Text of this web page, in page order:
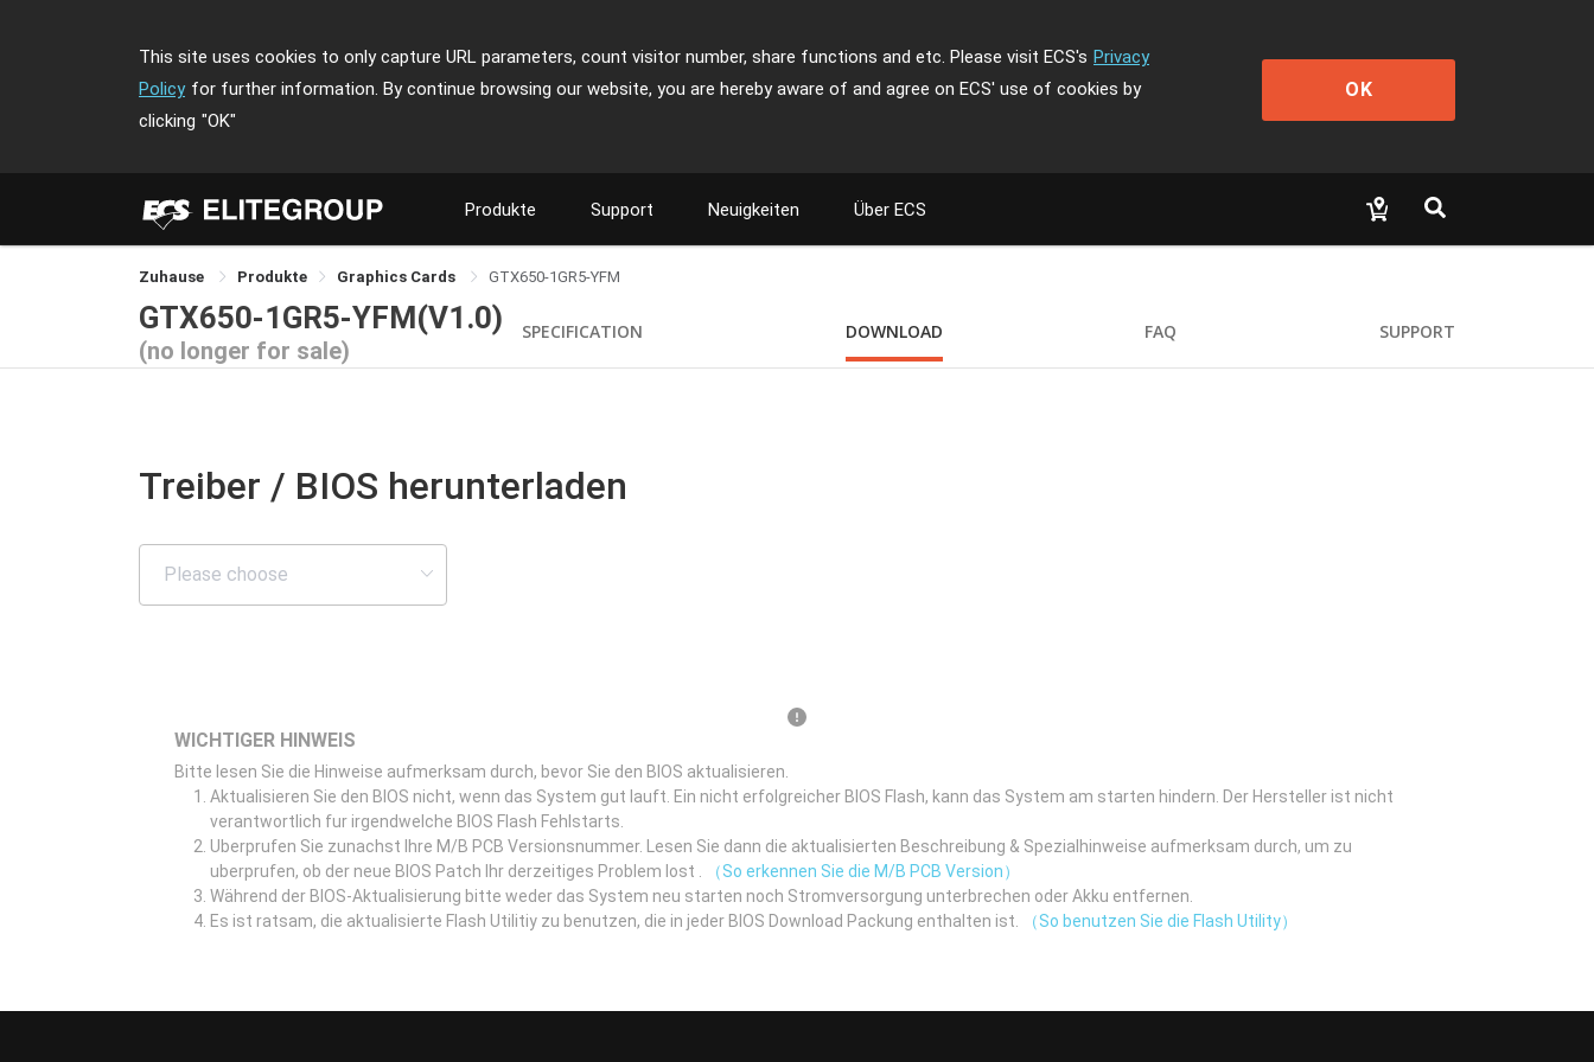
This site uses cookies to only capture URL parameters, count visitor number, share functions and etc. Please visit ECS's Privacy
Policy for further information. By continue browsing our website, you are hereby aware of and agree on ECS' use of cookies by
clicking "OK"
OK
Produkte Support Neuigkeiten Über ECS
Zuhause Produkte Graphics Cards GTX650-1GR5-YFM
GTX650-1GR5-YFM(V1.0)
(no longer for sale)
SPECIFICATION DOWNLOAD FAQ SUPPORT
Treiber / BIOS herunterladen
WICHTIGER HINWEIS
Bitte lesen Sie die Hinweise aufmerksam durch, bevor Sie den BIOS aktualisieren.
Aktualisieren Sie den BIOS nicht, wenn das System gut lauft. Ein nicht erfolgreicher BIOS Flash, kann das System am starten hindern. Der Hersteller ist nicht
verantwortlich fur irgendwelche BIOS Flash Fehlstarts.
Uberprufen Sie zunachst Ihre M/B PCB Versionsnummer. Lesen Sie dann die aktualisierten Beschreibung & Spezialhinweise aufmerksam durch, um zu
uberprufen, ob der neue BIOS Patch Ihr derzeitiges Problem lost .
（So erkennen Sie die M/B PCB Version）
Während der BIOS-Aktualisierung bitte weder das System neu starten noch Stromversorgung unterbrechen oder Akku entfernen.
Es ist ratsam, die aktualisierte Flash Utilitiy zu benutzen, die in jeder BIOS Download Packung enthalten ist.
（So benutzen Sie die Flash Utility）